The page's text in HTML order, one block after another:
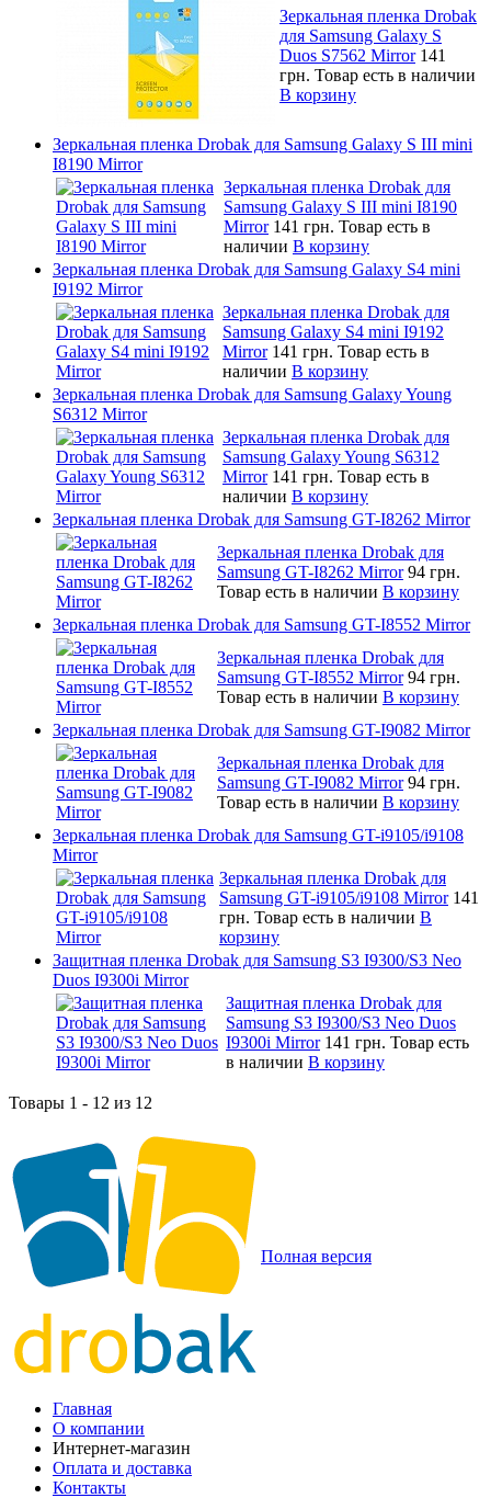
Зеркальная пленка Drobak
для Samsung Galaxy S
Duos S7562 Mirror 141
грн. Товар есть в наличии
В корзину
Зеркальная пленка Drobak для Samsung Galaxy S III mini
I8190 Mirror
Зеркальная пленка Drobak для
Samsung Galaxy S III mini I8190
Mirror 141 грн. Товар есть в
наличии В корзину
Зеркальная пленка Drobak для Samsung Galaxy S4 mini
I9192 Mirror
Зеркальная пленка Drobak для
Samsung Galaxy S4 mini I9192
Mirror 141 грн. Товар есть в
наличии В корзину
Зеркальная пленка Drobak для Samsung Galaxy Young
S6312 Mirror
Зеркальная пленка Drobak для
Samsung Galaxy Young S6312
Mirror 141 грн. Товар есть в
наличии В корзину
Зеркальная пленка Drobak для Samsung GT-I8262 Mirror
Зеркальная пленка Drobak для
Samsung GT-I8262 Mirror 94 грн.
Товар есть в наличии В корзину
Зеркальная пленка Drobak для Samsung GT-I8552 Mirror
Зеркальная пленка Drobak для
Samsung GT-I8552 Mirror 94 грн.
Товар есть в наличии В корзину
Зеркальная пленка Drobak для Samsung GT-I9082 Mirror
Зеркальная пленка Drobak для
Samsung GT-I9082 Mirror 94 грн.
Товар есть в наличии В корзину
Зеркальная пленка Drobak для Samsung GT-i9105/i9108
Mirror
Зеркальная пленка Drobak для
Samsung GT-i9105/i9108 Mirror 141
грн. Товар есть в наличии В
корзину
Защитная пленка Drobak для Samsung S3 I9300/S3 Neo
Duos I9300i Mirror
Защитная пленка Drobak для
Samsung S3 I9300/S3 Neo Duos
I9300i Mirror 141 грн. Товар есть
в наличии В корзину
Товары 1 - 12 из 12
Полная версия
Главная
О компании
Интернет-магазин
Оплата и доставка
Контакты